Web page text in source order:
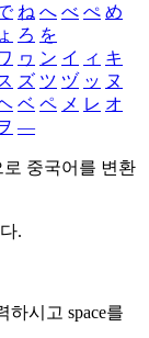
ね へ べ ぺ め
ょ ろ を
ヮ ン イ ィ キ
ズ ツ ヅ ッ ヌ
ベ ペ メ レ オ
―
중국어를 변환
.
하시고 space를